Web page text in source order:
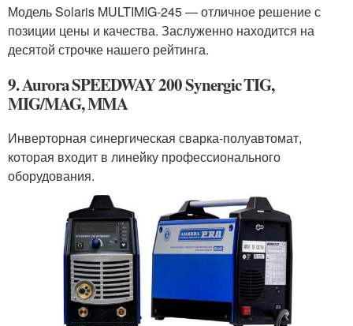
Модель Solaris MULTIMIG-245 — отличное решение с
позиции цены и качества. Заслуженно находится на
десятой строчке нашего рейтинга.
9. Aurora SPEEDWAY 200 Synergic TIG,
MIG/MAG, MMA
Инверторная синергическая сварка-полуавтомат,
которая входит в линейку профессионального
оборудования.